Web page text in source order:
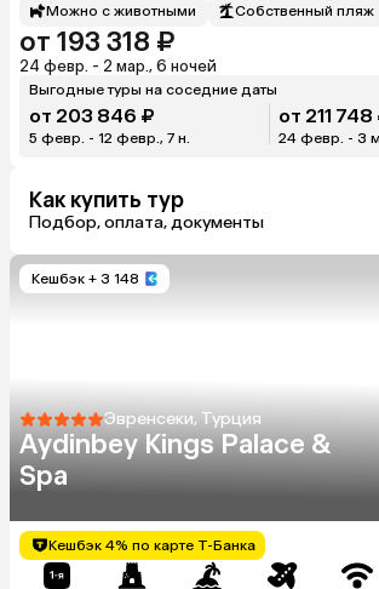
Можно с животными
Собственный пляж
от 193 318 ₽
24 февр. - 2 мар., 6 ночей
Выгодные туры на соседние даты
от 203 846 ₽
5 февр. - 12 февр., 7 н.
от 211 748
24 февр. - 3
Как купить тур
Подбор, оплата, документы
Кешбэк + 3 148
Эвренсеки, Турция
Aydinbey Kings Palace &
Spa
Кешбэк 4% по карте Т-Банка